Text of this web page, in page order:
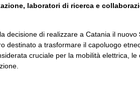
laboratori di ricerca e
decisione di realizzare a Catania il nuovo
destinato a trasformare il capoluogo
cruciale per la mobilità elettrica, le